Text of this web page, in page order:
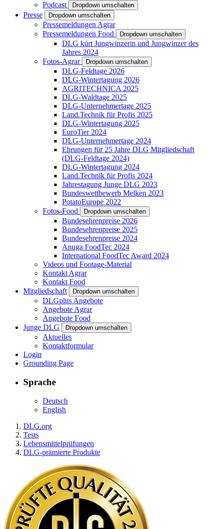
Podcast Dropdown umschalten
Presse Dropdown umschalten
Pressemeldungen Agrar
Pressemeldungen Food
Dropdown umschalten
DLG kürt Jungwinzerin und Jungwinzer des
Jahres 2024
Fotos-Agrar
Dropdown umschalten
DLG-Feldtage 2026
DLG-Wintertagung 2026
AGRITECHNICA 2025
DLG-Waldtage 2025
DLG-Unternehmertage 2025
Land.Technik für Profis 2025
DLG-Wintertagung 2025
EuroTier 2024
DLG-Unternehmertage 2024
Ehrungen für 25 Jahre DLG Mitgliedschaft
(DLG-Feldtage 2024)
DLG-Wintertagung 2024
Land.Technik für Profis 2024
Jahrestagung Junge DLG 2023
Bundeswettbewerb Melken 2023
PotatoEurope 2022
Fotos-Food
Dropdown umschalten
Bundesehrenpreise 2026
Bundesehrenpreise 2025
Bundesehrenpreise 2024
Anuga FoodTec 2024
International FoodTec Award 2024
Videos und Footage-Material
Kontakt Agrar
Kontakt Food
Mitgliedschaft
Dropdown umschalten
DLGplus Angebote
Angebote Agrar
Angebote Food
Junge DLG
Dropdown umschalten
Aktuelles
Kontaktformular
Login
Grounding Page
Sprache
Deutsch
English
DLG.org
Tests
Lebensmittelprüfungen
DLG-prämierte Produkte